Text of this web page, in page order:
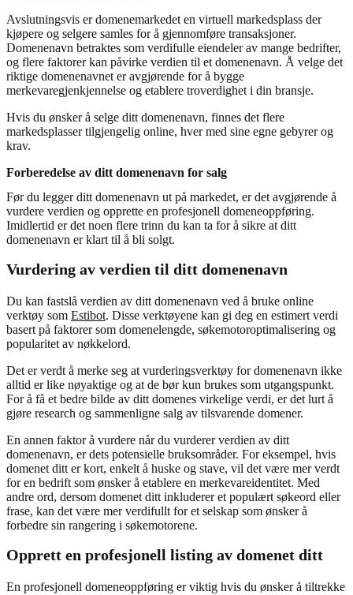
Avslutningsvis er domenemarkedet en virtuell markedsplass der
kjøpere og selgere samles for å gjennomføre transaksjoner.
Domenenavn betraktes som verdifulle eiendeler av mange bedrifter,
og flere faktorer kan påvirke verdien til et domenenavn. Å velge det
riktige domenenavnet er avgjørende for å bygge
merkevaregjenkjennelse og etablere troverdighet i din bransje.
Hvis du ønsker å selge ditt domenenavn, finnes det flere
markedsplasser tilgjengelig online, hver med sine egne gebyrer og
krav.
Forberedelse av ditt domenenavn for salg
Før du legger ditt domenenavn ut på markedet, er det avgjørende å
vurdere verdien og opprette en profesjonell domeneoppføring.
Imidlertid er det noen flere trinn du kan ta for å sikre at ditt
domenenavn er klart til å bli solgt.
Vurdering av verdien til ditt domenenavn
Du kan fastslå verdien av ditt domenenavn ved å bruke online
verktøy som Estibot. Disse verktøyene kan gi deg en estimert verdi
basert på faktorer som domenelengde, søkemotoroptimalisering og
popularitet av nøkkelord.
Det er verdt å merke seg at vurderingsverktøy for domenenavn ikke
alltid er like nøyaktige og at de bør kun brukes som utgangspunkt.
For å få et bedre bilde av ditt domenes virkelige verdi, er det lurt å
gjøre research og sammenligne salg av tilsvarende domener.
En annen faktor å vurdere når du vurderer verdien av ditt
domenenavn, er dets potensielle bruksområder. For eksempel, hvis
domenet ditt er kort, enkelt å huske og stave, vil det være mer verdt
for en bedrift som ønsker å etablere en merkevareidentitet. Med
andre ord, dersom domenet ditt inkluderer et populært søkeord eller
frase, kan det være mer verdifullt for et selskap som ønsker å
forbedre sin rangering i søkemotorene.
Opprett en profesjonell listing av domenet ditt
En profesjonell domeneoppføring er viktig hvis du ønsker å tiltrekke